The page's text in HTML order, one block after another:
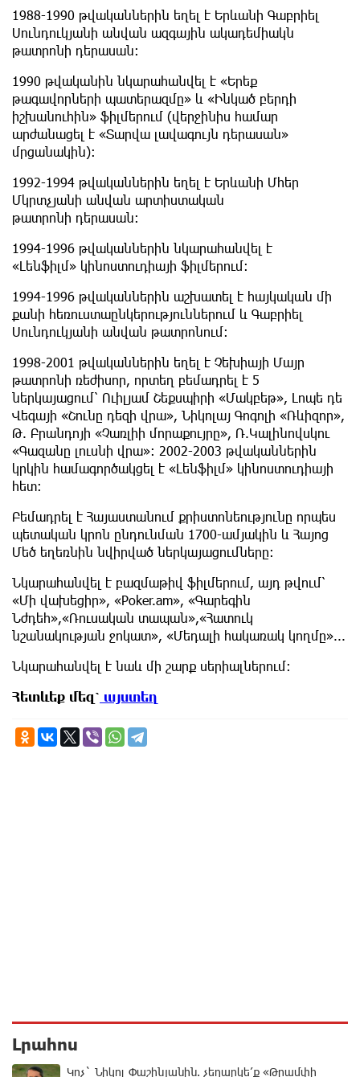
1988-1990 թվականներին եղել է Երևանի Գաբրիել
Սունդուկյանի անվան ազգային ակադեմիակն
թատրոնի դերասան։
1990 թվականին նկարահանվել է «Երեք
թագավորների պատերազմը» և «Ինկած բերդի
իշխանուհին» ֆիլմերում (վերջինիս համար
արժանացել է «Տարվա լավագույն դերասան»
մրցանակին)։
1992-1994 թվականներին եղել է Երևանի Մհեր
Մկրտչյանի անվան արտիստական
թատրոնի դերասան։
1994-1996 թվականներին նկարահանվել է
«Լենֆիլմ» կինոստուդիայի ֆիլմերում։
1994-1996 թվականներին աշխատել է հայկական մի
քանի հեռուստաընկերություններում և Գաբրիել
Սունդուկյանի անվան թատրոնում։
1998-2001 թվականներին եղել է Չեխիայի Մայր
թատրոնի ռեժիսոր, որտեղ բեմադրել է 5
ներկայացում՝ Ուիլյամ Շեքսպիրի «Մակբեթ», Լոպե դե
Վեգայի «Շունը դեզի վրա», Նիկոլայ Գոգոլի «Ռևիզոր»,
Թ. Բրանդոյի «Չառլիի մորաքույրը», Ռ.Կալինովսկու
«Գազանը լուսնի վրա»։ 2002-2003 թվականներին
կրկին համագործակցել է «Լենֆիլմ» կինոստուդիայի
հետ։
Բեմադրել է Հայաստանում քրիստոնեությունը որպես
պետական կրոն ընդունման 1700-ամյակին և Հայոց
Մեծ եղեռնին նվիրված ներկայացումները։
Նկարահանվել է բազմաթիվ ֆիլմերում, այդ թվում՝
«Մի վախեցիր», «Poker.am», «Գարեգին
Նժդեհ»,«Ռուսական տապան»,«Հատուկ
նշանակության ջոկատ», «Մեդալի հակառակ կողմը»...
Նկարահանվել է նաև մի շարք սերիալներում։
Հետևեք մեզ՝ այստեղ
Լրահոս
Կոչ` Նիկոլ Փաշինյանին. չեղարկե՛ք «Թրամփի